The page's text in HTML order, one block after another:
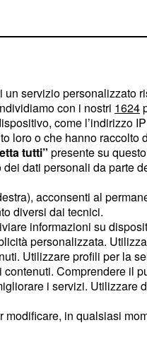
servizio personalizzato
con i nostri 1624
come l’indirizzo
loro o che hanno raccolto
tutti” presente su
dati personali da parte
acconsenti al
diversi dai tecnici.
informazioni su
personalizzata.
Utilizzare profili per la
Comprendere il
i servizi. Utilizzare
in qualsiasi